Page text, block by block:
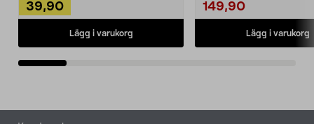
39,90
Lägg i varukorg
149,90
Lägg i varukorg